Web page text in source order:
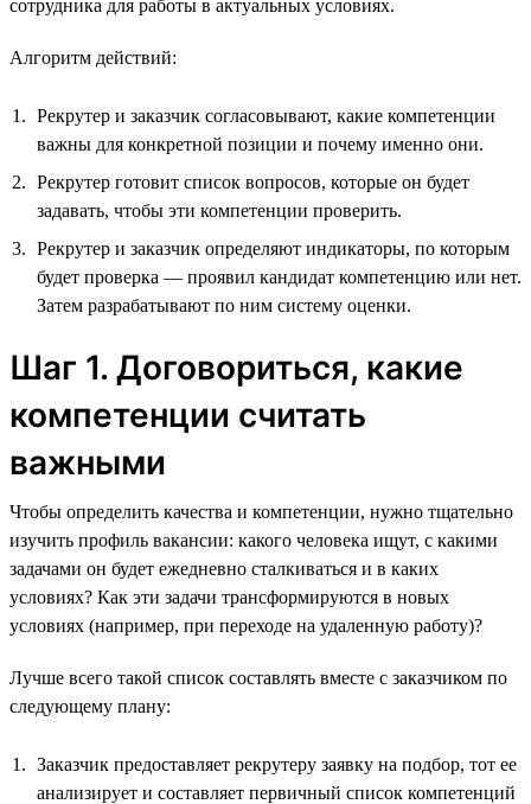
сотрудника для работы в актуальных условиях.
Алгоритм действий:
Рекрутер и заказчик согласовывают, какие компетенции
важны для конкретной позиции и почему именно они.
Рекрутер готовит список вопросов, которые он будет
задавать, чтобы эти компетенции проверить.
Рекрутер и заказчик определяют индикаторы, по которым
будет проверка — проявил кандидат компетенцию или нет.
Затем разрабатывают по ним систему оценки.
Шаг 1. Договориться, какие
компетенции считать
важными
Чтобы определить качества и компетенции, нужно тщательно
изучить профиль вакансии: какого человека ищут, с какими
задачами он будет ежедневно сталкиваться и в каких
условиях? Как эти задачи трансформируются в новых
условиях (например, при переходе на удаленную работу)?
Лучше всего такой список составлять вместе с заказчиком по
следующему плану:
Заказчик предоставляет рекрутеру заявку на подбор, тот ее
анализирует и составляет первичный список компетенций